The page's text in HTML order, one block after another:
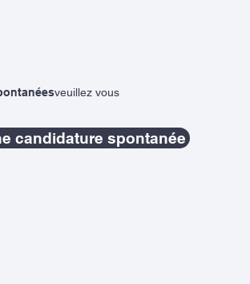
veuillez vous
candidature spontanée